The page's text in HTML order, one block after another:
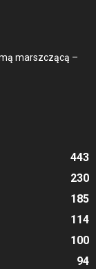
marszczącą –
443
230
185
114
100
94